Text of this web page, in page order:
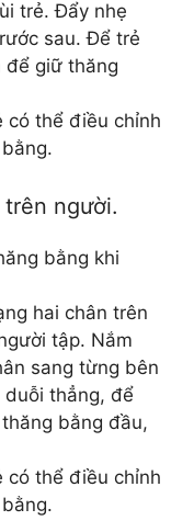
trẻ. Đẩy nhẹ
sau. Để trẻ
để giữ thăng
có thể điều chỉnh
người.
bằng khi
hai chân trên
tập. Nắm
sang từng bên
thẳng, để
bằng đầu,
có thể điều chỉnh